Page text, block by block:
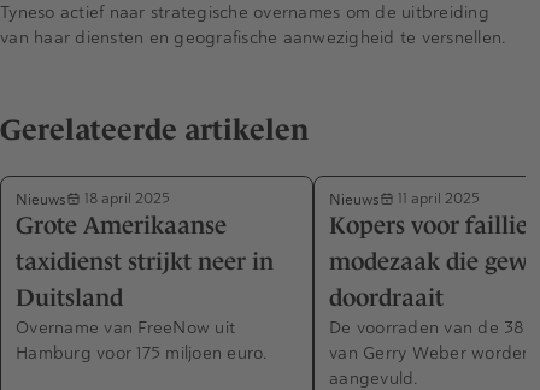
Tyneso actief naar strategische overnames om de uitbreiding
van haar diensten en geografische aanwezigheid te versnellen.
Gerelateerde artikelen
Nieuws 18 april 2025
Grote Amerikaanse
taxidienst strijkt neer in
Duitsland
Overname van FreeNow uit
Hamburg voor 175 miljoen euro.
Nieuws 11 april 2025
Kopers voor
modezaak die
doordraait
De voorraden van de 38
van Gerry Weber worden
aangevuld.